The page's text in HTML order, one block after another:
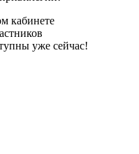
кабинете
уже сейчас!